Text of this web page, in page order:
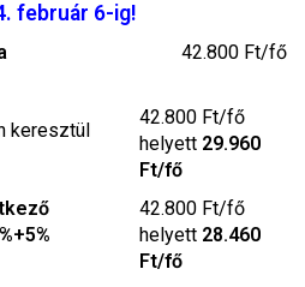
február 6-ig!
42.800 Ft/fő
keresztül
42.800 Ft/fő
helyett 29.960
Ft/fő
42.800 Ft/fő
helyett 28.460
Ft/fő